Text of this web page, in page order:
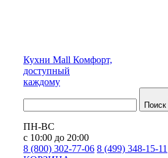
Кухни Mall Комфорт,
доступный
каждому
Поиск
ПН-ВС
с 10:00 до 20:00
8 (800) 302-77-06 8 (499) 348-15-11